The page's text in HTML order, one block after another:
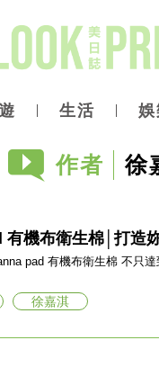
生活 娛
作者 徐
機布衛生棉│打造
pad 有機布衛生棉 不只
徐嘉淇